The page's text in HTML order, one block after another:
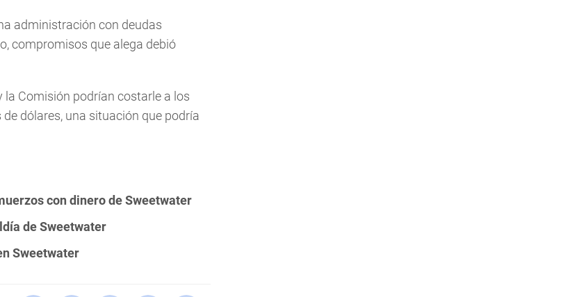
administración con deudas
compromisos que alega debió
la Comisión podrían costarle a los
dólares, una situación que podría
con dinero de Sweetwater
de Sweetwater
Sweetwater